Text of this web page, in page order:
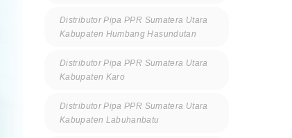
Distributor Pipa PPR Sumatera Utara
Kabupaten Humbang Hasundutan
Distributor Pipa PPR Sumatera Utara
Kabupaten Karo
Distributor Pipa PPR Sumatera Utara
Kabupaten Labuhanbatu